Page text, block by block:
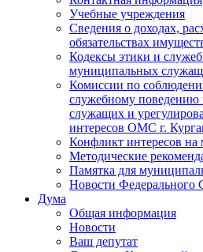
Учебные учреждения
Сведения о доходах,
обязательствах
Кодексы этики и
муниципальных
Комиссии по
служебному
служащих и
интересов ОМС г.
Конфликт интересов
Методические
Памятка для
Новости Федерального
Дума
Общая информация
Новости
Ваш депутат